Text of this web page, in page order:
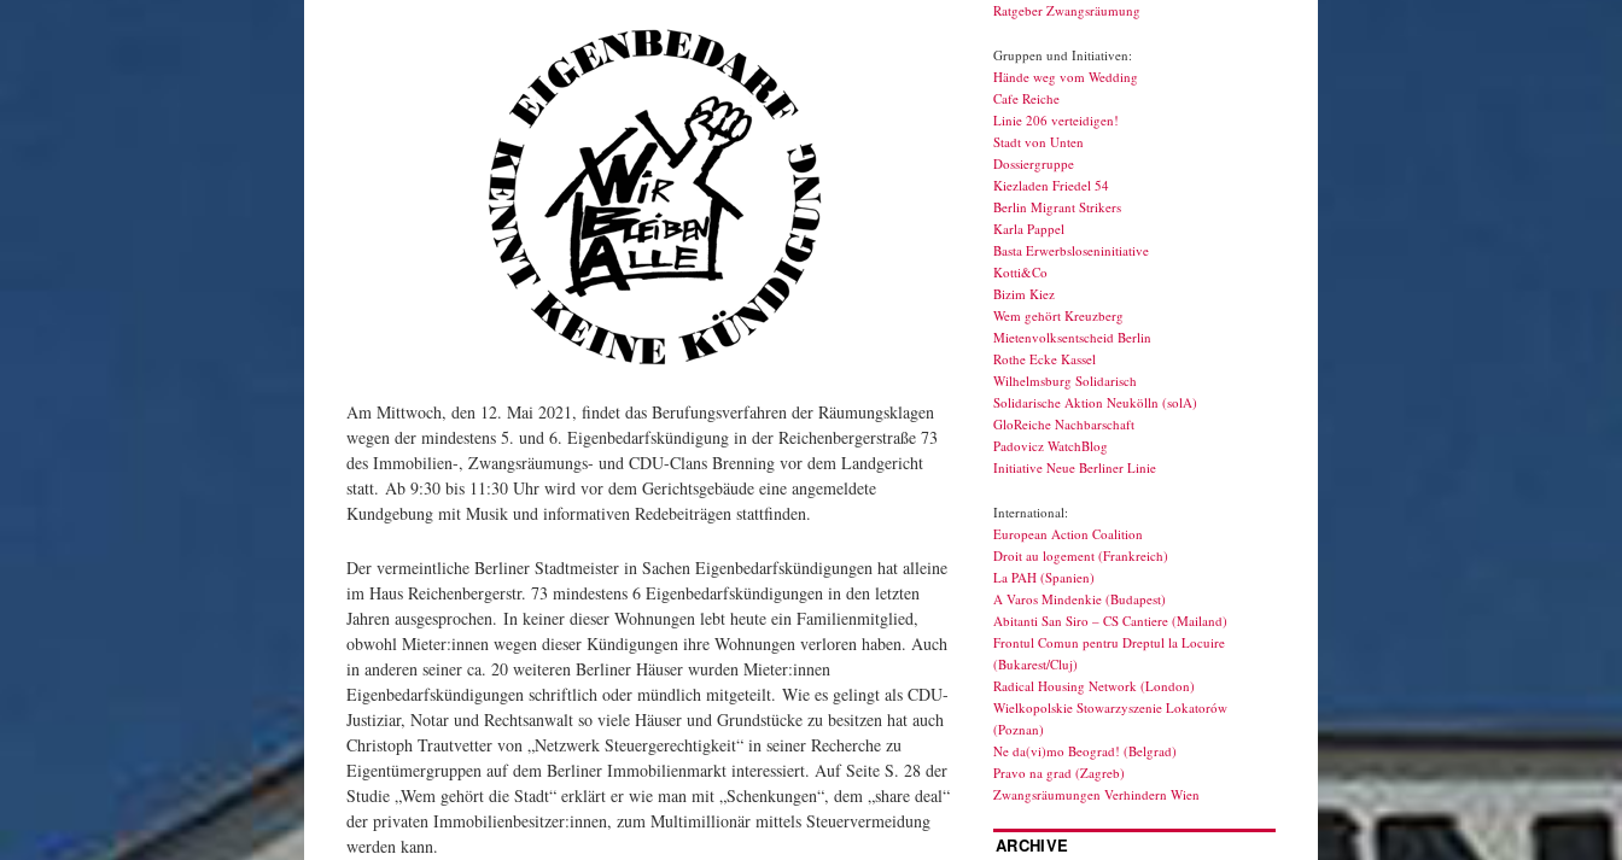
Am Mittwoch, den 12. Mai 2021, findet das Berufungsverfahren der Räumungsklagen
wegen der mindestens 5. und 6. Eigenbedarfskündigung in der Reichenbergerstraße 73
des Immobilien-, Zwangsräumungs- und CDU-Clans Brenning vor dem Landgericht
statt. Ab 9:30 bis 11:30 Uhr wird vor dem Gerichtsgebäude eine angemeldete
Kundgebung mit Musik und informativen Redebeiträgen stattfinden.
Der vermeintliche Berliner Stadtmeister in Sachen Eigenbedarfskündigungen hat alleine
im Haus Reichenbergerstr. 73 mindestens 6 Eigenbedarfskündigungen in den letzten
Jahren ausgesprochen. In keiner dieser Wohnungen lebt heute ein Familienmitglied,
obwohl Mieter:innen wegen dieser Kündigungen ihre Wohnungen verloren haben. Auch
in anderen seiner ca. 20 weiteren Berliner Häuser wurden Mieter:innen
Eigenbedarfskündigungen schriftlich oder mündlich mitgeteilt. Wie es gelingt als CDU-
Justiziar, Notar und Rechtsanwalt so viele Häuser und Grundstücke zu besitzen hat auch
Christoph Trautvetter von „Netzwerk Steuergerechtigkeit“ in seiner Recherche zu
Eigentümergruppen auf dem Berliner Immobilienmarkt interessiert. Auf Seite S. 28 der
Studie „Wem gehört die Stadt“ erklärt er wie man mit „Schenkungen“, dem „share deal“
der privaten Immobilienbesitzer:innen, zum Multimillionär mittels Steuervermeidung
werden kann.
Ratgeber Zwangsräumung
Gruppen und Initiativen:
Hände weg vom Wedding
Cafe Reiche
Linie 206 verteidigen!
Stadt von Unten
Dossiergruppe
Kiezladen Friedel 54
Berlin Migrant Strikers
Karla Pappel
Basta Erwerbsloseninitiative
Kotti&Co
Bizim Kiez
Wem gehört Kreuzberg
Mietenvolksentscheid Berlin
Rothe Ecke Kassel
Wilhelmsburg Solidarisch
Solidarische Aktion Neukölln (solA)
GloReiche Nachbarschaft
Padovicz WatchBlog
Initiative Neue Berliner Linie
International:
European Action Coalition
Droit au logement (Frankreich)
La PAH (Spanien)
A Varos Mindenkie (Budapest)
Abitanti San Siro – CS Cantiere (Mailand)
Frontul Comun pentru Dreptul la Locuire
(Bukarest/Cluj)
Radical Housing Network (London)
Wielkopolskie Stowarzyszenie Lokatorów
(Poznan)
Ne da(vi)mo Beograd! (Belgrad)
Pravo na grad (Zagreb)
Zwangsräumungen Verhindern Wien
ARCHIVE